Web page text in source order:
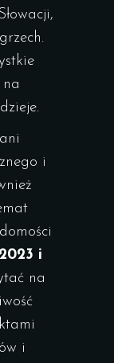
i
i
na
i